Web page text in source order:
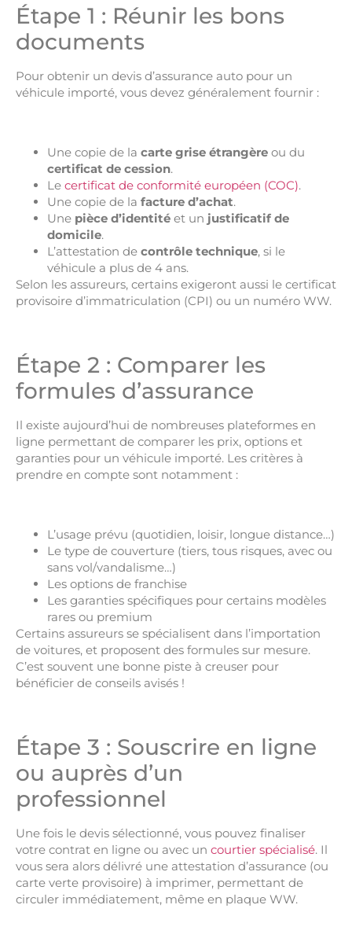
Étape 1 : Réunir les bons
documents
Pour obtenir un devis d’assurance auto pour un
véhicule importé, vous devez généralement fournir :
Une copie de la carte grise étrangère ou du
certificat de cession.
Le certificat de conformité européen (COC).
Une copie de la facture d’achat.
Une pièce d’identité et un justificatif de
domicile.
L’attestation de contrôle technique, si le
véhicule a plus de 4 ans.
Selon les assureurs, certains exigeront aussi le certificat
provisoire d’immatriculation (CPI) ou un numéro WW.
Étape 2 : Comparer les
formules d’assurance
Il existe aujourd’hui de nombreuses plateformes en
ligne permettant de comparer les prix, options et
garanties pour un véhicule importé. Les critères à
prendre en compte sont notamment :
L’usage prévu (quotidien, loisir, longue distance…)
Le type de couverture (tiers, tous risques, avec ou
sans vol/vandalisme…)
Les options de franchise
Les garanties spécifiques pour certains modèles
rares ou premium
Certains assureurs se spécialisent dans l’importation
de voitures, et proposent des formules sur mesure.
C’est souvent une bonne piste à creuser pour
bénéficier de conseils avisés !
Étape 3 : Souscrire en ligne
ou auprès d’un
professionnel
Une fois le devis sélectionné, vous pouvez finaliser
votre contrat en ligne ou avec un courtier spécialisé. Il
vous sera alors délivré une attestation d’assurance (ou
carte verte provisoire) à imprimer, permettant de
circuler immédiatement, même en plaque WW.